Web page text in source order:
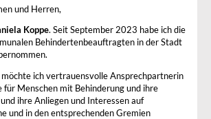
und Herren,
Koppe. Seit September 2023 habe ich die
Behindertenbeauftragten in der Stadt
möchte ich vertrauensvolle Ansprechpartnerin
für Menschen mit Behinderung und ihre
ihre Anliegen und Interessen auf
und in den entsprechenden Gremien